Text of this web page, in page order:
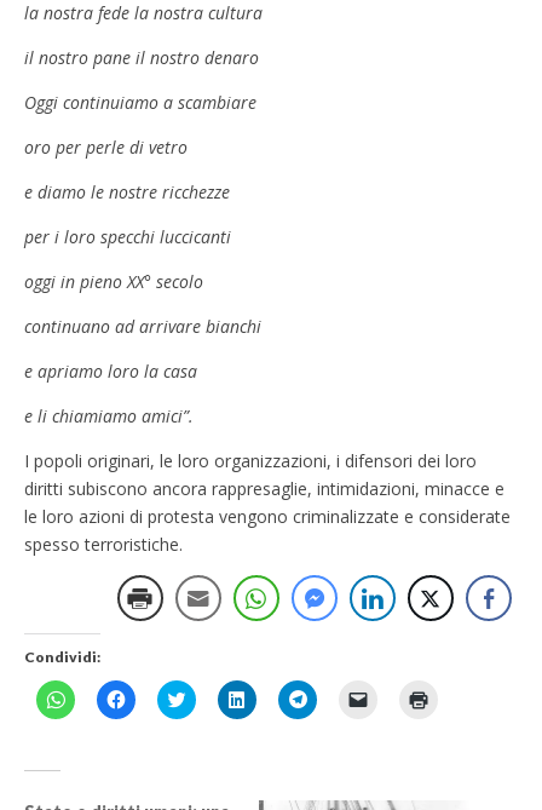
la nostra fede la nostra cultura
il nostro pane il nostro denaro
Oggi continuiamo a scambiare
oro per perle di vetro
e diamo le nostre ricchezze
per i loro specchi luccicanti
oggi in pieno XX° secolo
continuano ad arrivare bianchi
e apriamo loro la casa
e li chiamiamo amici”.
I popoli originari, le loro organizzazioni, i difensori dei loro
diritti subiscono ancora rappresaglie, intimidazioni, minacce e
le loro azioni di protesta vengono criminalizzate e considerate
spesso terroristiche.
Condividi:
F
a
F
a
F
a
F
a
F
a